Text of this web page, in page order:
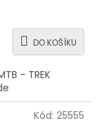
DO KOŠÍKU
- TREK
Kód: 25555